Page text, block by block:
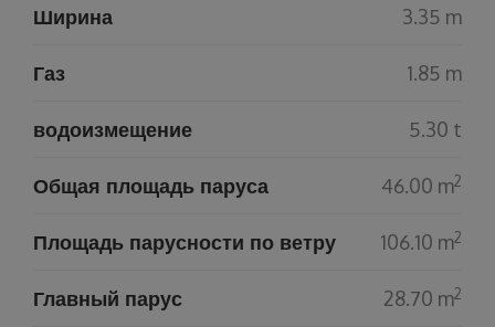
Ширина 3.35 m
Газ 1.85 m
водоизмещение 5.30 t
Общая площадь паруса 46.00 m2
Площадь парусности по ветру 106.10 m2
Главный парус 28.70 m2